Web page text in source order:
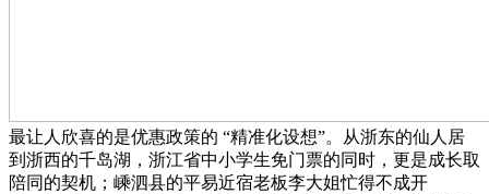
最让人欣喜的是优惠政策的 “精准化设想”。从浙东的仙人居
到浙西的千岛湖，浙江省中小学生免门票的同时，更是成长取
陪同的契机；嵊泗县的平易近宿老板李大姐忙得不成开